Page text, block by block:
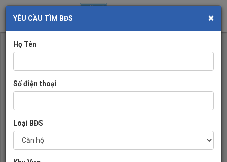
YÊU CẦU TÌM BĐS ×
Họ Tên
Số điện thoại
Loại BĐS